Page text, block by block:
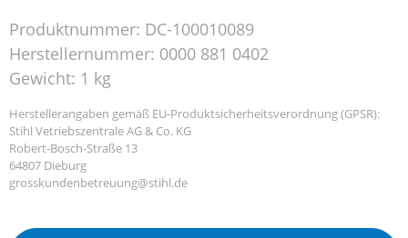
Produktnummer: DC-100010089
Herstellernummer: 0000 881 0402
Gewicht: 1 kg
Herstellerangaben gemäß EU-Produktsicherheitsverordnung (GPSR):
Stihl Vetriebszentrale AG & Co. KG
Robert-Bosch-Straße 13
64807 Dieburg
grosskundenbetreuung@stihl.de